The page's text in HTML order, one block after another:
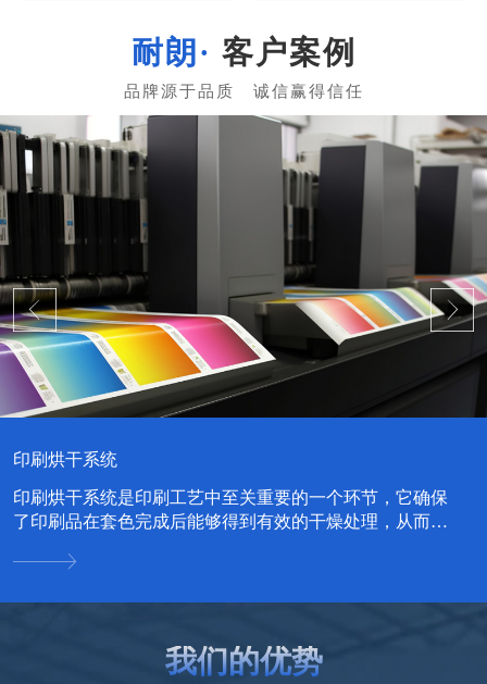
客户案例
印刷烘干系统
印刷烘干系统是印刷工艺中至关重要的一个环节，它确保
了印刷品在套色完成后能够得到有效的干燥处理，从而提
我们的优势